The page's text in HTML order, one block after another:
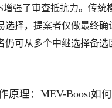
增强了审查抵抗力。传
选择，提案者仅做最终
仍可从多个中继选择备选
原理：MEV-Boost如